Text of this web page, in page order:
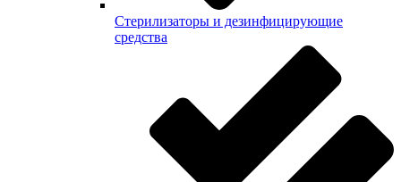
Стерилизаторы и дезинфицирующие
средства